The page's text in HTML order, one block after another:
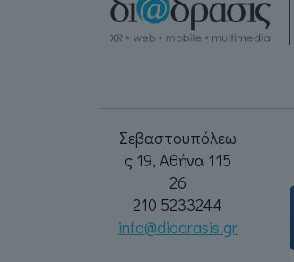
Σεβαστουπόλεω
ς 19, Αθήνα 115
26
210 5233244
info@diadrasis.gr